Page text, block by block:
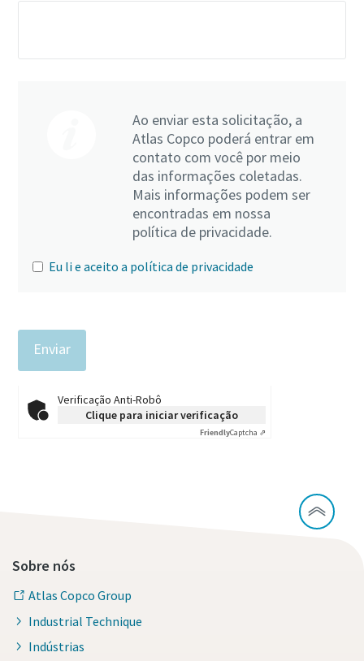
Ao enviar esta solicitação, a
Atlas Copco poderá entrar em
contato com você por meio
das informações coletadas.
Mais informações podem ser
encontradas em nossa
política de privacidade.
Eu li e aceito a política de privacidade
Verificação Anti-Robô
Clique para iniciar verificação
FriendlyCaptcha ⇗
Sobre nós
Atlas Copco Group
Industrial Technique
Indústrias